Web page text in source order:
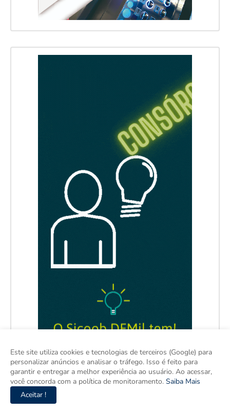
Este site utiliza cookies e tecnologias de terceiros (Google) para
personalizar anúncios e analisar o tráfego. Isso é feito para
garantir e entregar a melhor experiência ao usuário. Ao acessar,
você concorda com a política de monitoramento. Saiba Mais
Aceitar !